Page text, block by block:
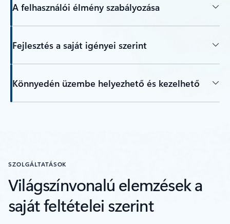
A felhasználói élmény szabályozása
Fejlesztés a saját igényei szerint
Könnyedén üzembe helyezhető és kezelhető
SZOLGÁLTATÁSOK
Világszínvonalú elemzések a
saját feltételei szerint